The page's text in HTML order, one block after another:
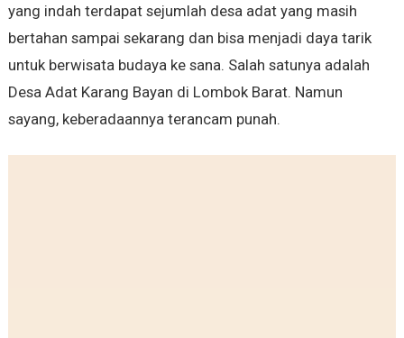
yang indah terdapat sejumlah desa adat yang masih
bertahan sampai sekarang dan bisa menjadi daya tarik
untuk berwisata budaya ke sana. Salah satunya adalah
Desa Adat Karang Bayan di Lombok Barat. Namun
sayang, keberadaannya terancam punah.